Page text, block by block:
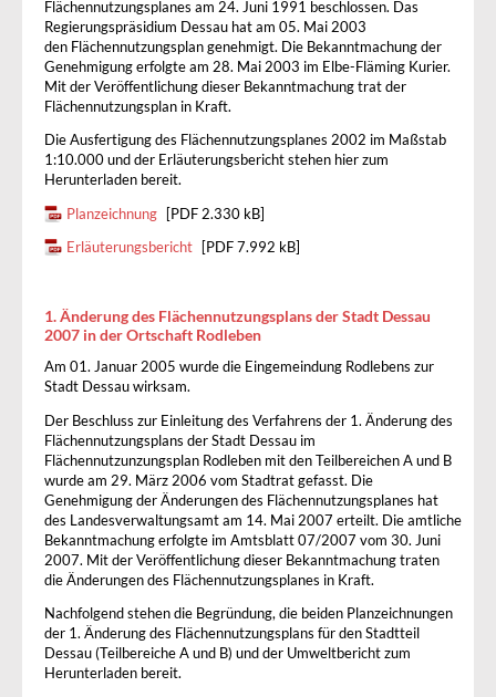
Flächennutzungsplanes am 24. Juni 1991 beschlossen. Das
Regierungspräsidium Dessau hat am 05. Mai 2003
den Flächennutzungsplan genehmigt. Die Bekanntmachung der
Genehmigung erfolgte am 28. Mai 2003 im Elbe-Fläming Kurier.
Mit der Veröffentlichung dieser Bekanntmachung trat der
Flächennutzungsplan in Kraft.
Die Ausfertigung des Flächennutzungsplanes 2002 im Maßstab
1:10.000 und der Erläuterungsbericht stehen hier zum
Herunterladen bereit.
Planzeichnung [PDF 2.330 kB]
Erläuterungsbericht [PDF 7.992 kB]
1. Änderung des Flächennutzungsplans der Stadt Dessau
2007 in der Ortschaft Rodleben
Am 01. Januar 2005 wurde die Eingemeindung Rodlebens zur
Stadt Dessau wirksam.
Der Beschluss zur Einleitung des Verfahrens der 1. Änderung des
Flächennutzungsplans der Stadt Dessau im
Flächennutzunzungsplan Rodleben mit den Teilbereichen A und B
wurde am 29. März 2006 vom Stadtrat gefasst. Die
Genehmigung der Änderungen des Flächennutzungsplanes hat
des Landesverwaltungsamt am 14. Mai 2007 erteilt. Die amtliche
Bekanntmachung erfolgte im Amtsblatt 07/2007 vom 30. Juni
2007. Mit der Veröffentlichung dieser Bekanntmachung traten
die Änderungen des Flächennutzungsplanes in Kraft.
Nachfolgend stehen die Begründung, die beiden Planzeichnungen
der 1. Änderung des Flächennutzungsplans für den Stadtteil
Dessau (Teilbereiche A und B) und der Umweltbericht zum
Herunterladen bereit.